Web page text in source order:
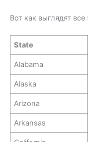
Вот как выглядят
State
Alabama
Alaska
Arizona
Arkansas